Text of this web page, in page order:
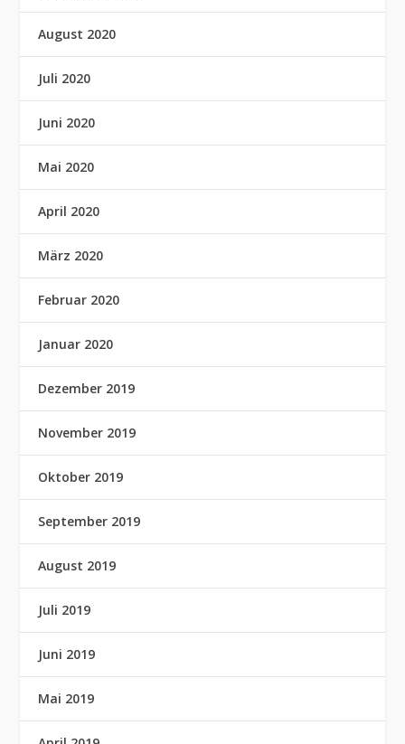
August 2020
Juli 2020
Juni 2020
Mai 2020
April 2020
März 2020
Februar 2020
Januar 2020
Dezember 2019
November 2019
Oktober 2019
September 2019
August 2019
Juli 2019
Juni 2019
Mai 2019